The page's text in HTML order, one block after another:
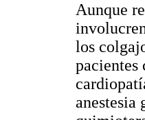
Aunque
los
pacientes
anestesia